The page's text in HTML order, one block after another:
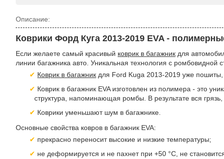
Описание:
Коврики Форд Куга 2013-2019 EVA -
Если желаете самый красивый коврик в багажник для
линии багажника авто. Уникальная технология с ромбовидной
Коврик в багажник для Ford Kuga 2013-2019 уже
Коврик в багажник EVA изготовлен из полимера - это
структура, напоминающая ромбы. В результате вся
Коврики уменьшают шум в багажнике.
Основные свойства ковров в багажник EVA:
прекрасно переносит высокие и низкие температуры;
не деформируется и не пахнет при +50 °С, не